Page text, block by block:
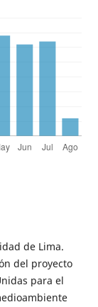
de Lima.
del proyecto
para el